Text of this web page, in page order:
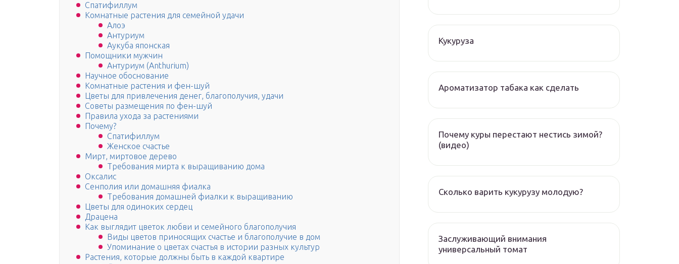
Спатифиллум
Комнатные растения для семейной удачи
Алоэ
Антуриум
Аукуба японская
Помощники мужчин
Антуриум (Anthurium)
Научное обоснование
Комнатные растения и фен-шуй
Цветы для привлечения денег, благополучия, удачи
Советы размещения по фен-шуй
Правила ухода за растениями
Почему?
Спатифиллум
Женское счастье
Мирт, миртовое дерево
Требования мирта к выращиванию дома
Оксалис
Сенполия или домашняя фиалка
Требования домашней фиалки к выращиванию
Цветы для одиноких сердец
Драцена
Как выглядит цветок любви и семейного благополучия
Виды цветов приносящих счастье и благополучие в дом
Упоминание о цветах счастья в истории разных культур
Растения, которые должны быть в каждой квартире
Кукуруза
Ароматизатор табака как сделать
Почему куры перестают нестись зимой?
(видео)
Сколько варить кукурузу молодую?
Заслуживающий внимания
универсальный томат